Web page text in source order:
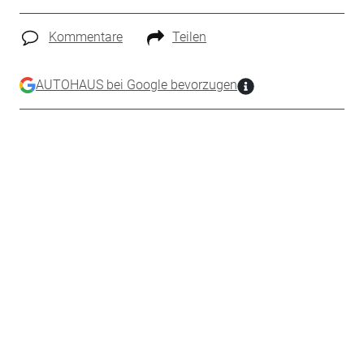
Kommentare Teilen
AUTOHAUS bei Google bevorzugen